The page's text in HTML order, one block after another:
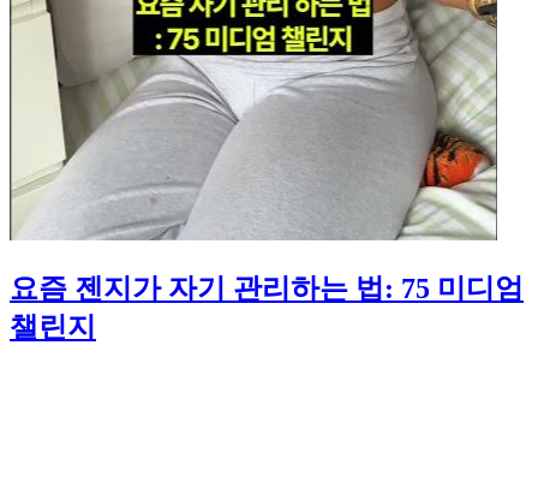
요즘 젠지가 자기 관리하는 법: 75 미디엄
챌린지